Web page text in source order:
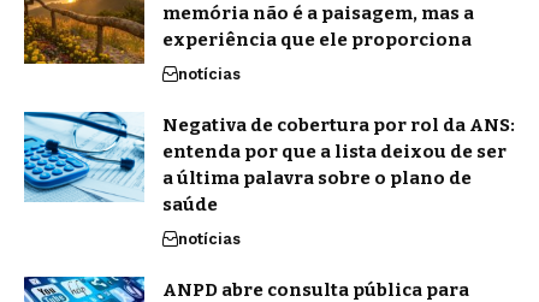
memória não é a paisagem, mas a
experiência que ele proporciona
notícias
Negativa de cobertura por rol da ANS:
entenda por que a lista deixou de ser
a última palavra sobre o plano de
saúde
notícias
ANPD abre consulta pública para